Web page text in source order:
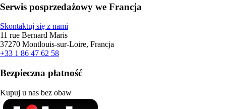
Serwis posprzedażowy we Francja
Skontaktuj się z nami
11 rue Bernard Maris
37270 Montlouis-sur-Loire, Francja
+33 1 86 47 62 58
Bezpieczna płatność
Kupuj u nas bez obaw